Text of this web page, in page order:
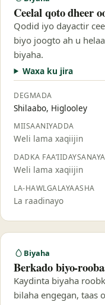
Ceelal qoto dheer
Qodid iyo dayactir
biyo joogto ah u
biyaha.
Waxa ku jira
DEGMADA
Shilaabo, Higlooley
MIISAANIYADDA
Weli lama xaqiijin
DADKA FAA’IIDAYSANAYA
Weli lama xaqiijin
LA-HAWLGALAYAASHA
La raadinayo
Biyaha
Berkado biyo-
Kaydinta biyaha
bilaha engegan, taas